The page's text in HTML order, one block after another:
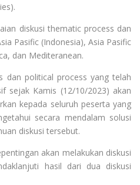
diskusi thematic process dan
Pasific (Indonesia), Asia Pasific
dan Mediteranean.
dan political process yang telah
sejak Kamis (12/10/2023) akan
kepada seluruh peserta yang
secara mendalam solusi
diskusi tersebut.
akan melakukan diskusi
hasil dari dua diskusi